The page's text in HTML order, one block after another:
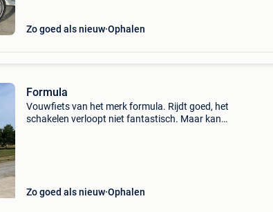
Zo goed als nieuw Ophalen
Formula
Vouwfiets van het merk formula. Rijdt goed, het
schakelen verloopt niet fantastisch. Maar kan
Zo goed als nieuw Ophalen